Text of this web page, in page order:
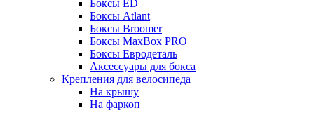
Боксы ED
Боксы Atlant
Боксы Broomer
Боксы MaxBox PRO
Боксы Евродеталь
Аксессуары для бокса
Крепления для велосипеда
На крышу
На фаркоп